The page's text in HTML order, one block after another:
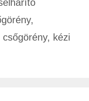
,
csőgörény, kézi